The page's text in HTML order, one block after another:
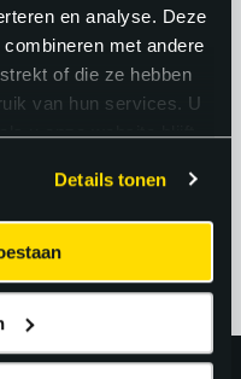
en analyse. Deze
met andere
of die ze hebben
van hun services. U
u onze website blijft
Details tonen
met
en
beroep van